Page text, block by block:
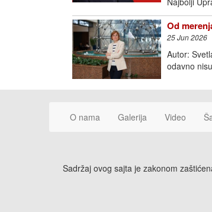
Od
25 Jun 2026
Autor:
odavno
O nama Galerija Video
Sadržaj ovog sajta je zakonom